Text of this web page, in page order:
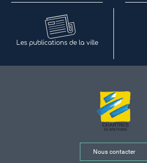
Les publications de la ville
Nous contacter